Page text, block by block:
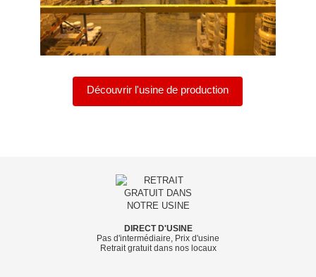
Découvrir l'usine de production
DIRECT D'USINE
Pas d'intermédiaire, Prix d'usine
Retrait gratuit dans nos locaux